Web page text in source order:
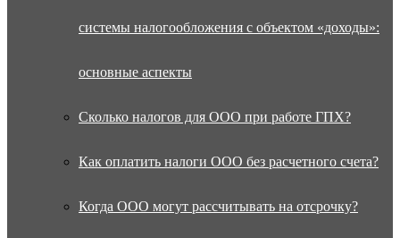
системы налогообложения с объектом «доходы»:
основные аспекты
Сколько налогов для ООО при работе ГПХ?
Как оплатить налоги ООО без расчетного счета?
Когда ООО могут рассчитывать на отсрочку?